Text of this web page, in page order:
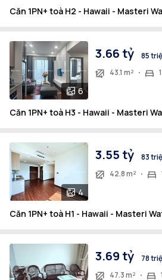
Căn 1PN+ toà H2 - Hawaii - Masteri
6
3.66 tỷ
85
43.1 m²
Căn 1PN+ toà H3 - Hawaii - Masteri
4
3.55 tỷ
83
42.8 m²
Căn 1PN+ toà H1 - Hawaii - Masteri
3.69 tỷ
78
47.3 m²